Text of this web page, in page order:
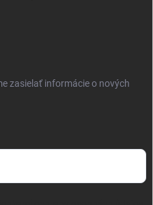
zasielať informácie o nových